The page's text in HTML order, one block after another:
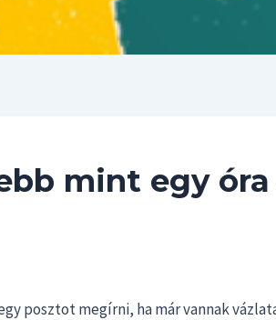
mint egy
posztot megírni, ha már vannak